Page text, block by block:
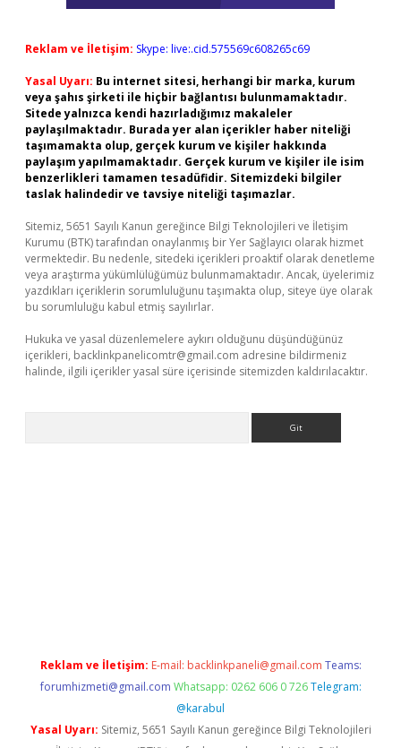
Reklam ve İletişim: Skype: live:.cid.575569c608265c69
Yasal Uyarı: Bu internet sitesi, herhangi bir marka, kurum
veya şahıs şirketi ile hiçbir bağlantısı bulunmamaktadır.
Sitede yalnızca kendi hazırladığımız makaleler
paylaşılmaktadır. Burada yer alan içerikler haber niteliği
taşımamakta olup, gerçek kurum ve kişiler hakkında
paylaşım yapılmamaktadır. Gerçek kurum ve kişiler ile isim
benzerlikleri tamamen tesadüfidir. Sitemizdeki bilgiler
taslak halindedir ve tavsiye niteliği taşımazlar.
Sitemiz, 5651 Sayılı Kanun gereğince Bilgi Teknolojileri ve İletişim
Kurumu (BTK) tarafından onaylanmış bir Yer Sağlayıcı olarak hizmet
vermektedir. Bu nedenle, sitedeki içerikleri proaktif olarak denetleme
veya araştırma yükümlülüğümüz bulunmamaktadır. Ancak, üyelerimiz
yazdıkları içeriklerin sorumluluğunu taşımakta olup, siteye üye olarak
bu sorumluluğu kabul etmiş sayılırlar.
Hukuka ve yasal düzenlemelere aykırı olduğunu düşündüğünüz
içerikleri, backlinkpanelicomtr@gmail.com adresine bildirmeniz
halinde, ilgili içerikler yasal süre içerisinde sitemizden kaldırılacaktır.
Reklam ve İletişim: E-mail: backlinkpaneli@gmail.com Teams:
forumhizmeti@gmail.com Whatsapp: 0262 606 0 726 Telegram:
@karabul
Yasal Uyarı: Sitemiz, 5651 Sayılı Kanun gereğince Bilgi Teknolojileri